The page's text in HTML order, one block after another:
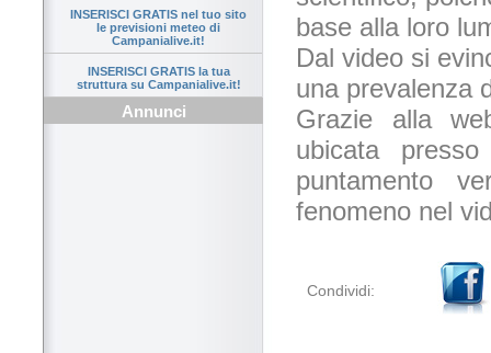
INSERISCI GRATIS nel tuo sito
le previsioni meteo di
Campanialive.it!
INSERISCI GRATIS la tua
struttura su Campanialive.it!
Annunci
base alla loro
Dal video si
una prevalenza
Grazie alla
ubicata
puntamento
fenomeno nel
Condividi: